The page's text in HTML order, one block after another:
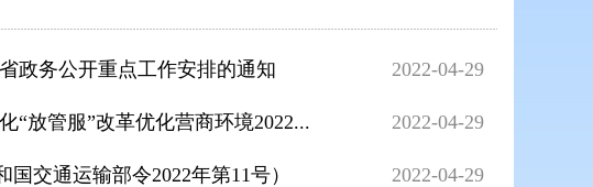
政务公开重点工作安排的通知 2022-04-29
“放管服”改革优化营商环境2022... 2022-04-29
交通运输部令2022年第11号） 2022-04-29